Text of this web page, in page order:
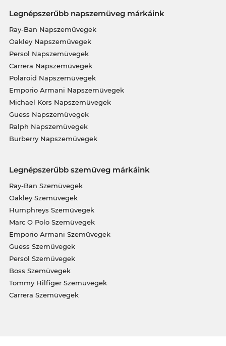
Legnépszerűbb napszemüveg márkáink
Ray-Ban Napszemüvegek
Oakley Napszemüvegek
Persol Napszemüvegek
Carrera Napszemüvegek
Polaroid Napszemüvegek
Emporio Armani Napszemüvegek
Michael Kors Napszemüvegek
Guess Napszemüvegek
Ralph Napszemüvegek
Burberry Napszemüvegek
Legnépszerűbb szemüveg márkáink
Ray-Ban Szemüvegek
Oakley Szemüvegek
Humphreys Szemüvegek
Marc O Polo Szemüvegek
Emporio Armani Szemüvegek
Guess Szemüvegek
Persol Szemüvegek
Boss Szemüvegek
Tommy Hilfiger Szemüvegek
Carrera Szemüvegek